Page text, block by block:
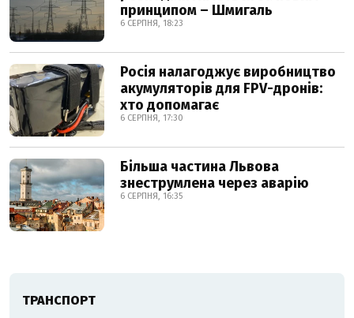
принципом – Шмигаль
6 СЕРПНЯ, 18:23
Росія налагоджує виробництво
акумуляторів для FPV-дронів:
хто допомагає
6 СЕРПНЯ, 17:30
Більша частина Львова
знеструмлена через аварію
6 СЕРПНЯ, 16:35
ТРАНСПОРТ